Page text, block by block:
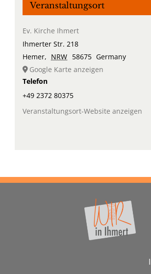
Veranstaltungsort
Ev. Kirche Ihmert
Ihmerter Str. 218
Hemer, NRW 58675 Germany
Google Karte anzeigen
Telefon
+49 2372 80375
Veranstaltungsort-Website anzeigen